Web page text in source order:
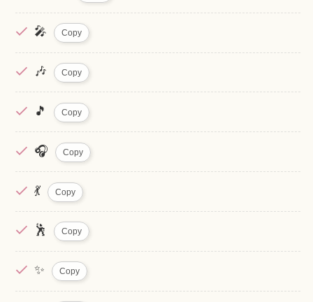
🎤 Copy
🎶 Copy
🎵 Copy
🎧 Copy
💃 Copy
🕺 Copy
✨ Copy